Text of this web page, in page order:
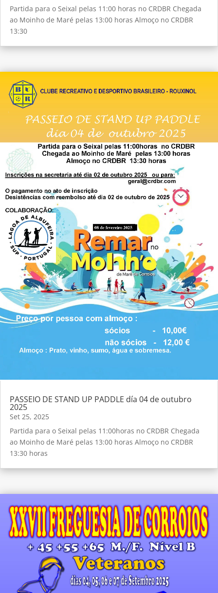
Partida para o Seixal pelas 11:00 horas no CRDBR Chegada
ao Moinho de Maré pelas 13:00 horas Almoço no CRDBR
13:30
PASSEIO DE STAND UP PADDLE día 04 de outubro
2025
Set 25, 2025
Partida para o Seixal pelas 11:00horas no CRDBR Chegada
ao Moinho de Maré pelas 13:00 horas Almoço no CRDBR
13:30 horas